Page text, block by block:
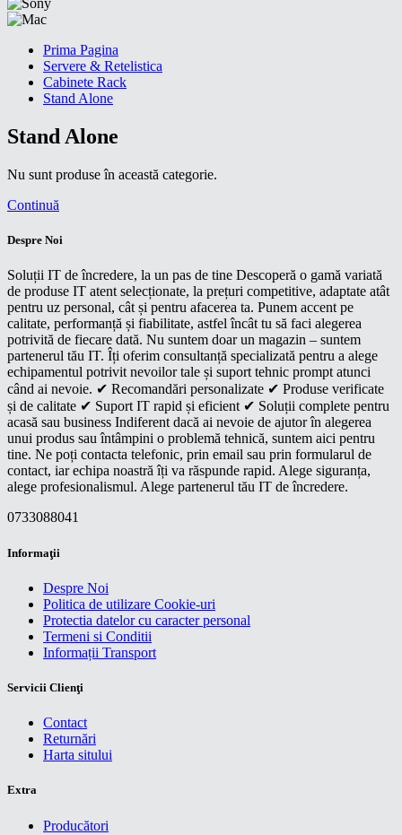
Prima Pagina
Servere & Retelistica
Cabinete Rack
Stand Alone
Stand Alone
Nu sunt produse în această categorie.
Continuă
Despre Noi
Soluții IT de încredere, la un pas de tine Descoperă o gamă variată
de produse IT atent selecționate, la prețuri competitive, adaptate atât
pentru uz personal, cât și pentru afacerea ta. Punem accent pe
calitate, performanță și fiabilitate, astfel încât tu să faci alegerea
potrivită de fiecare dată. Nu suntem doar un magazin – suntem
partenerul tău IT. Îți oferim consultanță specializată pentru a alege
echipamentul potrivit nevoilor tale și suport tehnic prompt atunci
când ai nevoie. ✔ Recomandări personalizate ✔ Produse verificate
și de calitate ✔ Suport IT rapid și eficient ✔ Soluții complete pentru
acasă sau business Indiferent dacă ai nevoie de ajutor în alegerea
unui produs sau întâmpini o problemă tehnică, suntem aici pentru
tine. Ne poți contacta telefonic, prin email sau prin formularul de
contact, iar echipa noastră îți va răspunde rapid. Alege siguranța,
alege profesionalismul. Alege partenerul tău IT de încredere.
0733088041
Informaţii
Despre Noi
Politica de utilizare Cookie-uri
Protectia datelor cu caracter personal
Termeni si Conditii
Informații Transport
Servicii Clienţi
Contact
Returnări
Harta sitului
Extra
Producători